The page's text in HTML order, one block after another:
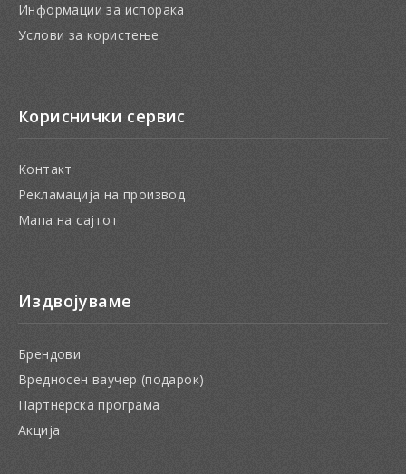
Информации за испорака
Услови за користење
Кориснички сервис
Контакт
Рекламација на производ
Мапа на сајтот
Издвојуваме
Брендови
Вредносен ваучер (подарок)
Партнерска програма
Акција